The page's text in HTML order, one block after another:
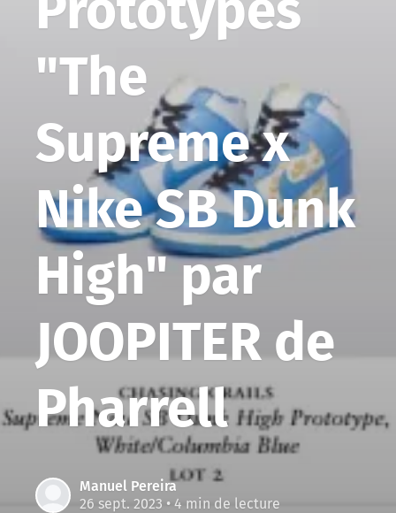
"The
Supreme x
Nike SB Dunk
High" par
JOOPITER de
Pharrell
Manuel Pereira
26 sept. 2023 • 4 min de lecture